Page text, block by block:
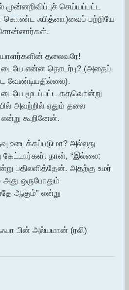
செய்யப்பட்ட
கொண்ட ஃபித்னா)வைப் பற்றியே
சொன்னார்கள்.
தலைவரே!
என்ன தொடர்பு? (அதைப்
வேண்டியதில்லை).
மூடப்பட்ட கதவொன்று
அவற்றில் ஏதும் தலை
கூறினேன்.
உடைக்கப்படுமா? அல்லது
கேட்டார்கள். நான், “இல்லை;
பதிலளித்தேன். அதற்கு உமர்
அது ஒருபோதும்
ஆகும்” என்று
பின் அல்யமான் (ரலி)